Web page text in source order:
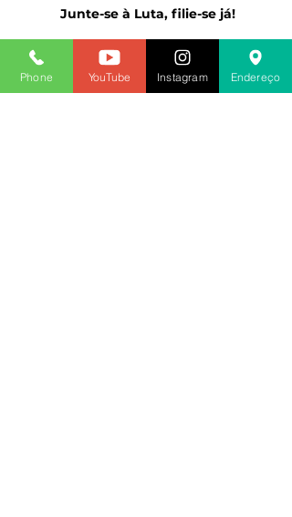
Junte-se à Luta, filie-se já!
Ilzenaide Mendes
Diretora de Comunicação
2019
Phone YouTube Instagram Endereço